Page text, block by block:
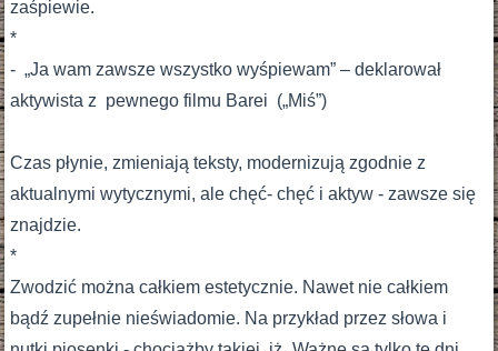
zaśpiewie.
*
- „Ja wam zawsze wszystko wyśpiewam” – deklarował
aktywista z pewnego filmu Barei („Miś”)
Czas płynie, zmieniają teksty, modernizują zgodnie z
aktualnymi wytycznymi, ale chęć- chęć i aktyw - zawsze się
znajdzie.
*
Zwodzić można całkiem estetycznie. Nawet nie całkiem
bądź zupełnie nieświadomie. Na przykład przez słowa i